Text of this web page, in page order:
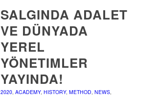
SALGINDA ADALET
VE DÜNYADA
YEREL
YÖNETIMLER
YAYINDA!
2020,ACADEMY,HISTORY,METHOD,NEWS,